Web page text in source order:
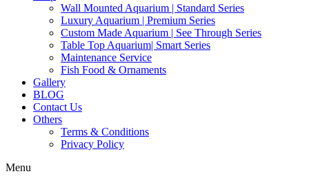
Wall Mounted Aquarium | Standard Series
Luxury Aquarium | Premium Series
Custom Made Aquarium | See Through Series
Table Top Aquarium| Smart Series
Maintenance Service
Fish Food & Ornaments
Gallery
BLOG
Contact Us
Others
Terms & Conditions
Privacy Policy
Menu